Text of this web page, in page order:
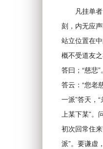
凡挂单
刻，内无应
站立位置在
概不受道友
答曰；“慈悲
答云：“您老
一派”答天，
上某下某”。
初次回常住
派”。要谦虚